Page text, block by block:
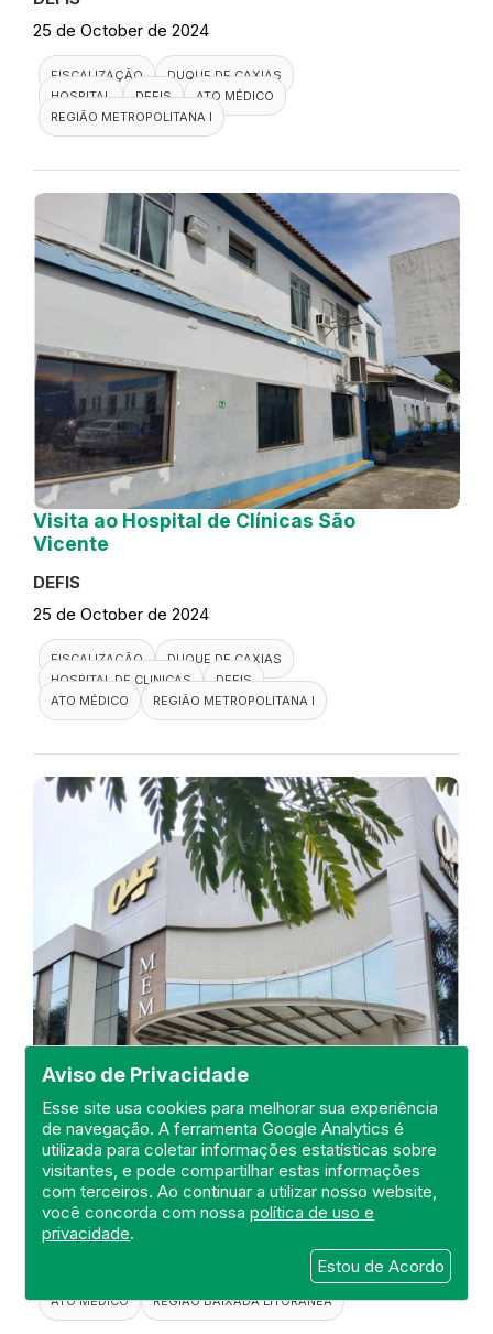
Aviso de Privacidade
Esse site usa cookies para melhorar sua experiência
de navegação. A ferramenta Google Analytics é
utilizada para coletar informações estatísticas sobre
visitantes, e pode compartilhar estas informações
com terceiros. Ao continuar a utilizar nosso website,
você concorda com nossapolítica de uso e
privacidade.
Estou de Acordo
25 de October de 2024
FISCALIZAÇÃO
DUQUE DE CAXIAS
HOSPITAL
DEFIS
ATO MÉDICO
REGIÃO METROPOLITANA I
Visita ao Hospital de Clínicas São
Vicente
DEFIS
25 de October de 2024
FISCALIZAÇÃO
DUQUE DE CAXIAS
HOSPITAL DE CLINICAS
DEFIS
ATO MÉDICO
REGIÃO METROPOLITANA I
Visita ao Memorial Oaf Araruama
LTDA
DEFIS
24 de October de 2024
ATO MÉDICO
REGIÃO BAIXADA LITORANEA